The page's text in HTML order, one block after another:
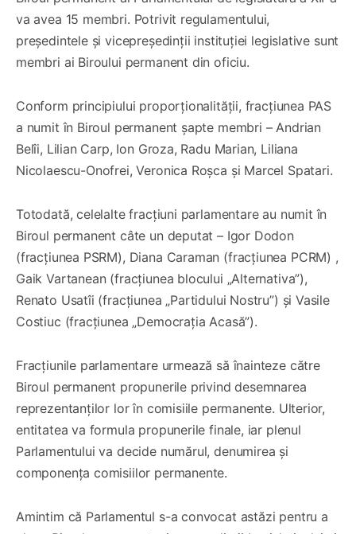
va avea 15 membri. Potrivit regulamentului,
președintele și vicepreședinții instituției legislative sunt
membri ai Biroului permanent din oficiu.
Conform principiului proporționalității, fracțiunea PAS
a numit în Biroul permanent șapte membri – Andrian
Belîi, Lilian Carp, Ion Groza, Radu Marian, Liliana
Nicolaescu-Onofrei, Veronica Roșca și Marcel Spatari.
Totodată, celelalte fracțiuni parlamentare au numit în
Biroul permanent câte un deputat – Igor Dodon
(fracțiunea PSRM), Diana Caraman (fracțiunea PCRM) ,
Gaik Vartanean (fracțiunea blocului „Alternativa”),
Renato Usatîi (fracțiunea „Partidului Nostru”) și Vasile
Costiuc (fracțiunea „Democrația Acasă”).
Fracțiunile parlamentare urmează să înainteze către
Biroul permanent propunerile privind desemnarea
reprezentanților lor în comisiile permanente. Ulterior,
entitatea va formula propunerile finale, iar plenul
Parlamentului va decide numărul, denumirea și
componența comisiilor permanente.
Amintim că Parlamentul s-a convocat astăzi pentru a